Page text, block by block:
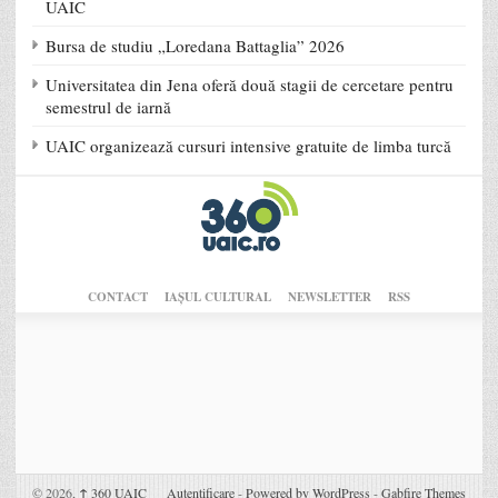
UAIC
Bursa de studiu „Loredana Battaglia” 2026
Universitatea din Jena oferă două stagii de cercetare pentru
semestrul de iarnă
UAIC organizează cursuri intensive gratuite de limba turcă
CONTACT IAŞUL CULTURAL NEWSLETTER RSS
© 2026, ↑ 360 UAIC Autentificare-Powered by WordPress -Gabfire Themes